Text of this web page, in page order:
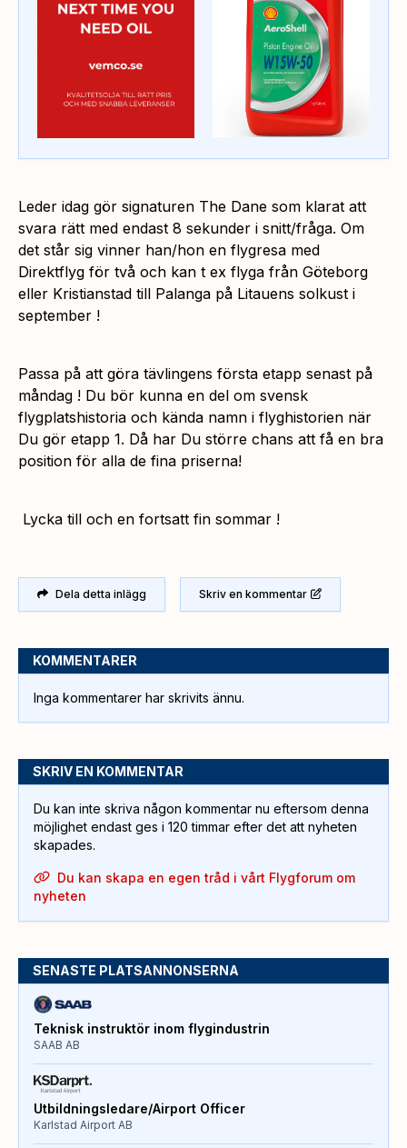
Leder idag gör signaturen The Dane som klarat att
svara rätt med endast 8 sekunder i snitt/fråga. Om
det står sig vinner han/hon en flygresa med
Direktflyg för två och kan t ex flyga från Göteborg
eller Kristianstad till Palanga på Litauens solkust i
september !
Passa på att göra tävlingens första etapp senast på
måndag ! Du bör kunna en del om svensk
flygplatshistoria och kända namn i flyghistorien när
Du gör etapp 1. Då har Du större chans att få en bra
position för alla de fina priserna!
Lycka till och en fortsatt fin sommar !
Dela detta inlägg Skriv en kommentar
KOMMENTARER
Inga kommentarer har skrivits ännu.
SKRIV EN KOMMENTAR
Du kan inte skriva någon kommentar nu eftersom denna
möjlighet endast ges i 120 timmar efter det att nyheten
skapades.
Du kan skapa en egen tråd i vårt Flygforum om
nyheten
SENASTE PLATSANNONSERNA
Teknisk instruktör inom flygindustrin
SAAB AB
Utbildningsledare/Airport Officer
Karlstad Airport AB